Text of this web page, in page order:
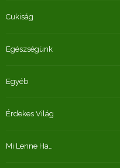
Cukiság
Egészségünk
Egyéb
Érdekes Világ
Mi Lenne Ha…